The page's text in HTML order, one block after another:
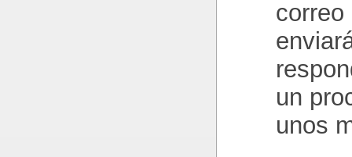
correo
un
unos